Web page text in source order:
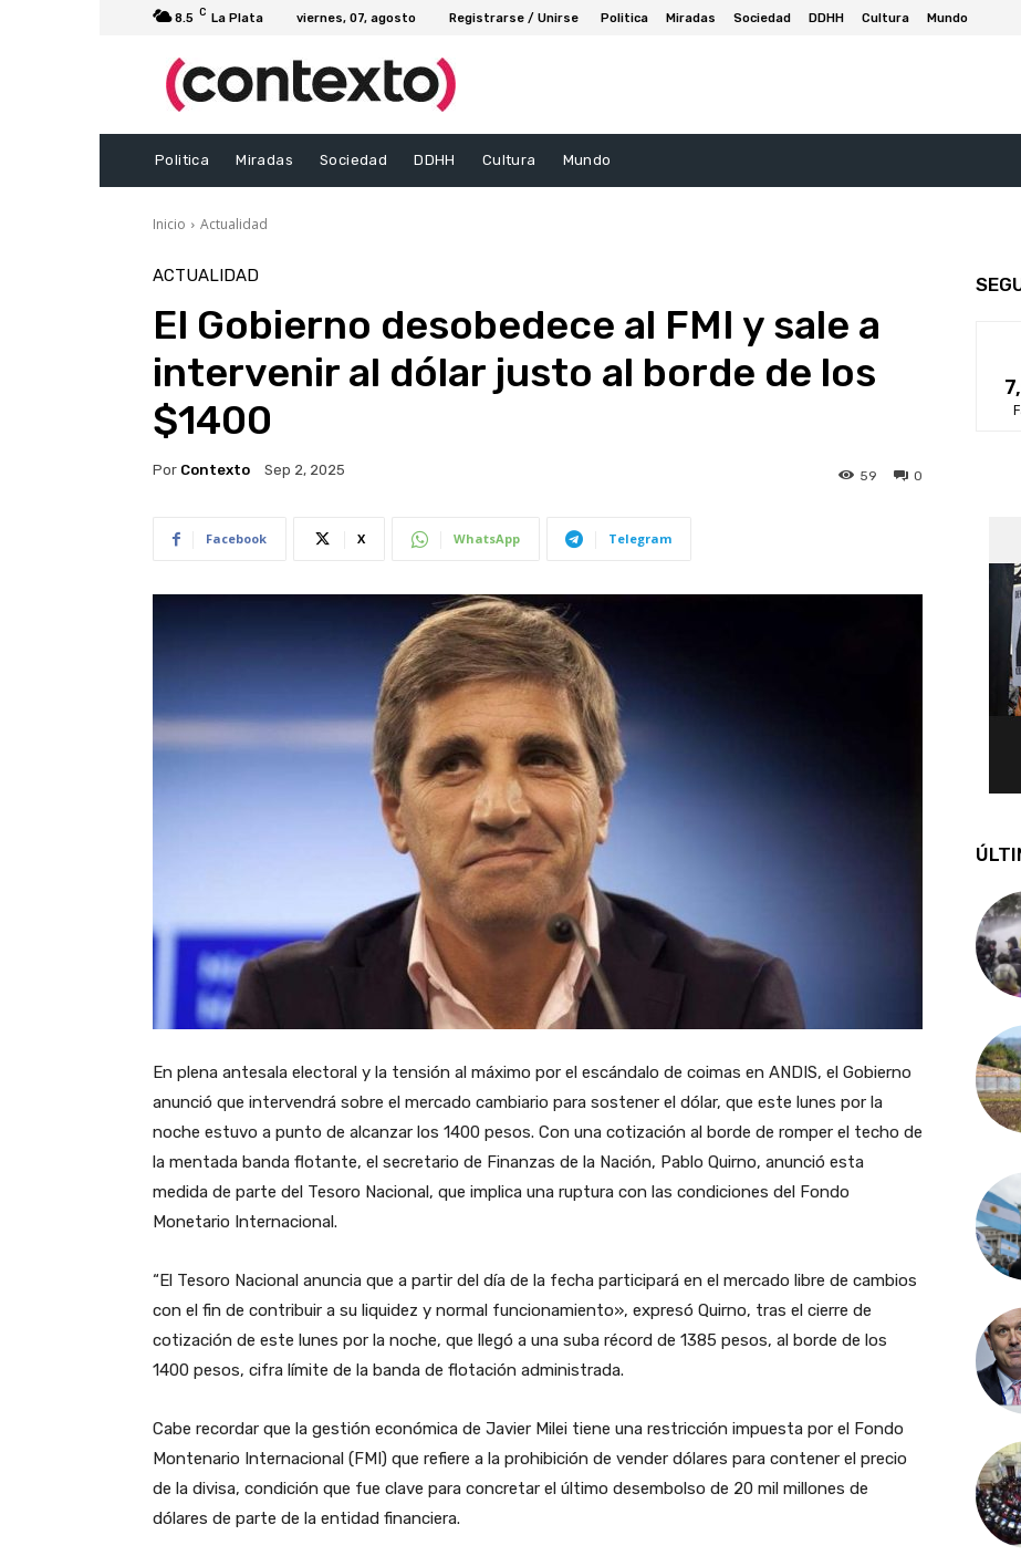
8.5 C La Plata viernes, 07, agosto Registrarse / Unirse Politica Miradas Sociedad DDHH Cultura Mundo
Politica Miradas Sociedad DDHH Cultura Mundo
Inicio Actualidad
ACTUALIDAD
El Gobierno desobedece al FMI y sale a
intervenir al dólar justo al borde de los
$1400
Por Contexto Sep 2, 2025 0
59
Facebook X WhatsApp Telegram
En plena antesala electoral y la tensión al máximo por el escándalo de coimas en ANDIS, el Gobierno
anunció que intervendrá sobre el mercado cambiario para sostener el dólar, que este lunes por la
noche estuvo a punto de alcanzar los 1400 pesos. Con una cotización al borde de romper el techo de
la mentada banda flotante, el secretario de Finanzas de la Nación, Pablo Quirno, anunció esta
medida de parte del Tesoro Nacional, que implica una ruptura con las condiciones del Fondo
Monetario Internacional.
“El Tesoro Nacional anuncia que a partir del día de la fecha participará en el mercado libre de cambios
con el fin de contribuir a su liquidez y normal funcionamiento», expresó Quirno, tras el cierre de
cotización de este lunes por la noche, que llegó a una suba récord de 1385 pesos, al borde de los
1400 pesos, cifra límite de la banda de flotación administrada.
Cabe recordar que la gestión económica de Javier Milei tiene una restricción impuesta por el Fondo
Montenario Internacional (FMI) que refiere a la prohibición de vender dólares para contener el precio
de la divisa, condición que fue clave para concretar el último desembolso de 20 mil millones de
dólares de parte de la entidad financiera.